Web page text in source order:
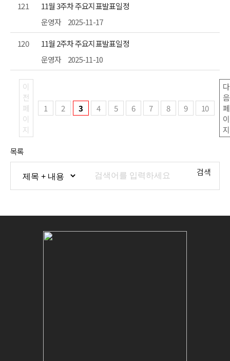
121
11월 3주차 주요지표발표일정
운영자
2025-11-17
120
11월 2주차 주요지표발표일정
운영자
2025-11-10
이
전
페
이
지
1 2 3 4 5 6 7 8 9 10
다
음
페
이
지
검색
목록